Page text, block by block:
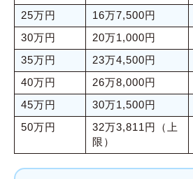
25万円
16万7,500円
30万円
20万1,000円
35万円
23万4,500円
40万円
26万8,000円
45万円
30万1,500円
50万円
32万3,811円（上
限）